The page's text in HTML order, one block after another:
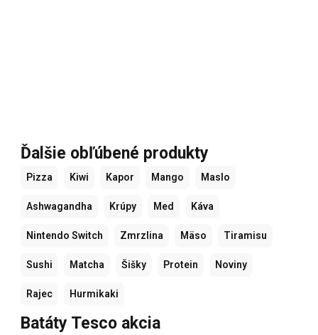
Ďalšie obľúbené produkty
Pizza Kiwi Kapor Mango Maslo
Ashwagandha Krúpy Med Káva
Nintendo Switch Zmrzlina Mäso Tiramisu
Sushi Matcha Šišky Protein Noviny
Rajec Hurmikaki
Batáty Tesco akcia